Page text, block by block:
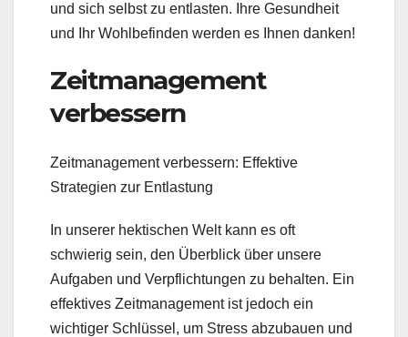
und sich selbst zu entlasten. Ihre Gesundheit
und Ihr Wohlbefinden werden es Ihnen danken!
Zeitmanagement
verbessern
Zeitmanagement verbessern: Effektive
Strategien zur Entlastung
In unserer hektischen Welt kann es oft
schwierig sein, den Überblick über unsere
Aufgaben und Verpflichtungen zu behalten. Ein
effektives Zeitmanagement ist jedoch ein
wichtiger Schlüssel, um Stress abzubauen und